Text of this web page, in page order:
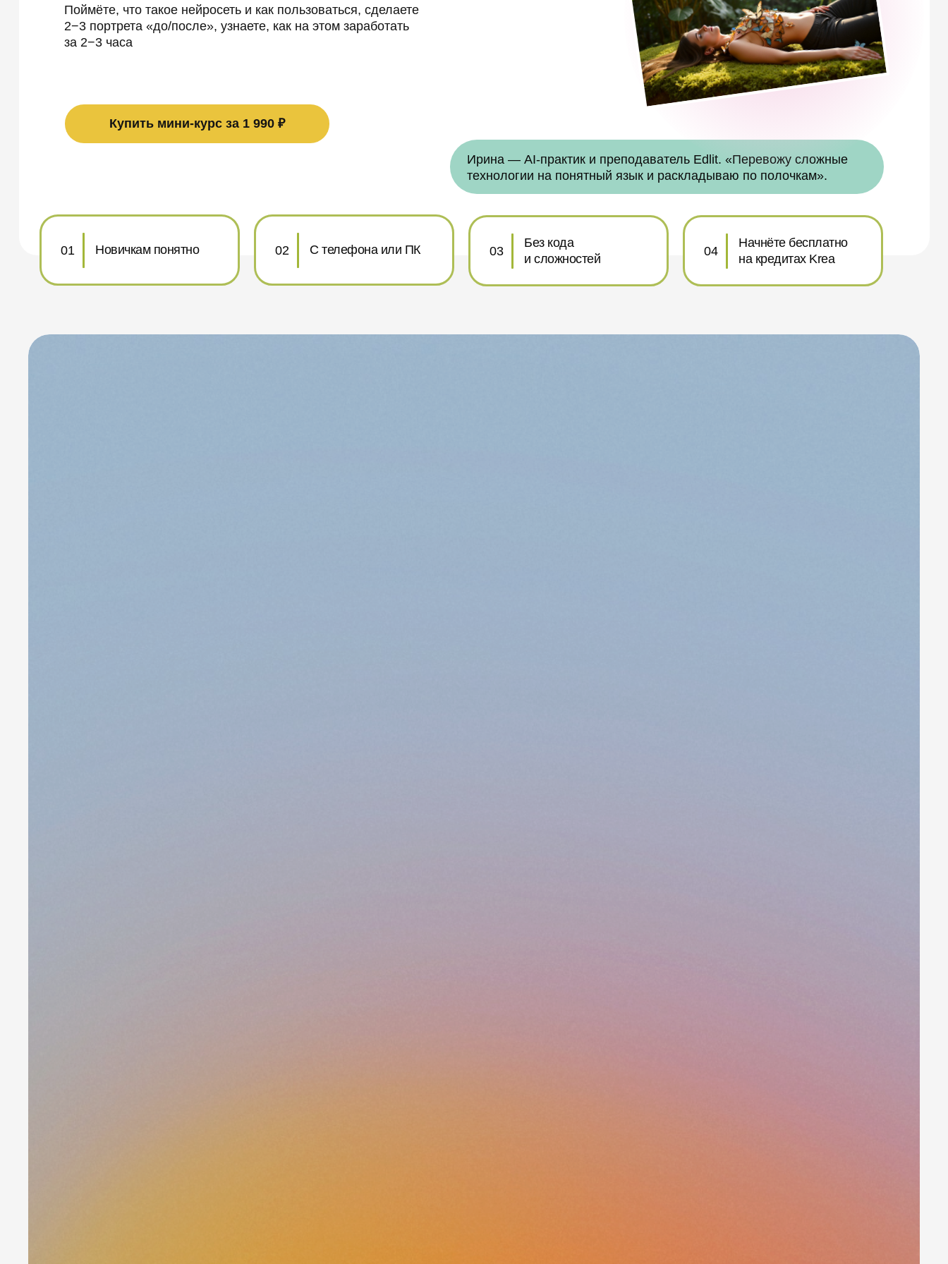
Купить мини-курс за 1 990 ₽
Старт за 10–20 минут
04
Начнёте бесплатно
на кредитах Krea
03
Без кода
и сложностей
02 С телефона или ПК
01 Новичкам понятно
Поймёте, что такое нейросеть и как пользоваться, сделаете
2−3 портрета «до/после», узнаете, как на этом заработать
за 2−3 часа
Ирина — AI‑практик и преподаватель Edlit. «Перевожу сложные
технологии на понятный язык и раскладываю по полочкам».